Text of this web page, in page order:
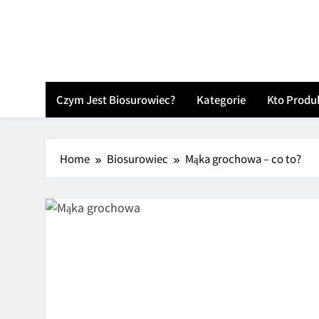
Czym Jest Biosurowiec? Kategorie Kto
Home Biosurowiec Mąka grochowa – co to?